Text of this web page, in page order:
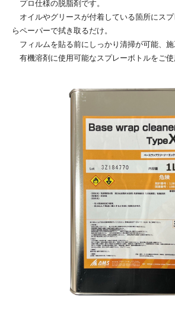
プロ仕様の脱脂剤です。
オイルやグリースが付着している箇所にス
らペーパーで拭き取るだけ。
フィルムを貼る前にしっかり清掃が可能、施
有機溶剤に使用可能なスプレーボトルをご使